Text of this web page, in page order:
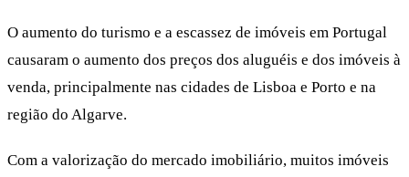
O aumento do turismo e a escassez de imóveis em Portugal
causaram o aumento dos preços dos aluguéis e dos imóveis à
venda, principalmente nas cidades de Lisboa e Porto e na
região do Algarve.
Com a valorização do mercado imobiliário, muitos imóveis